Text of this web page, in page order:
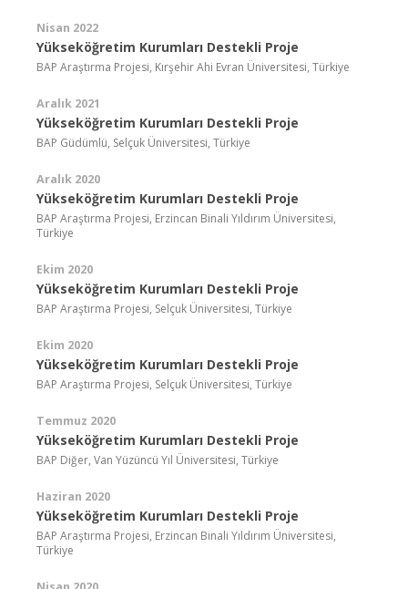
Nisan 2022
Yükseköğretim Kurumları Destekli Proje
BAP Araştırma Projesi, Kırşehir Ahi Evran Üniversitesi, Türkiye
Aralık 2021
Yükseköğretim Kurumları Destekli Proje
BAP Güdümlü, Selçuk Üniversitesi, Türkiye
Aralık 2020
Yükseköğretim Kurumları Destekli Proje
BAP Araştırma Projesi, Erzincan Binali Yıldırım Üniversitesi,
Türkiye
Ekim 2020
Yükseköğretim Kurumları Destekli Proje
BAP Araştırma Projesi, Selçuk Üniversitesi, Türkiye
Ekim 2020
Yükseköğretim Kurumları Destekli Proje
BAP Araştırma Projesi, Selçuk Üniversitesi, Türkiye
Temmuz 2020
Yükseköğretim Kurumları Destekli Proje
BAP Diğer, Van Yüzüncü Yıl Üniversitesi, Türkiye
Haziran 2020
Yükseköğretim Kurumları Destekli Proje
BAP Araştırma Projesi, Erzincan Binali Yıldırım Üniversitesi,
Türkiye